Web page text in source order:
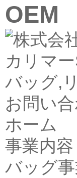
OEM
カリマ
バッグ,
お問い
ホーム
事業内容
バッグ